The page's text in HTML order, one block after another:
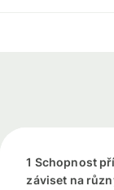
1 Schopnost
záviset na